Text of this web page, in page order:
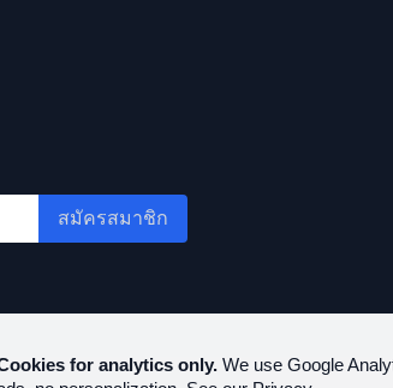
for analytics only. We use Google
สมัครสมาชิก